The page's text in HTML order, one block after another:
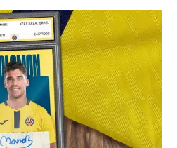
תקנון פעילות ספורט 1
רשיון להקרנה פומבית לבית עסק
הצטרפות לחבילת הערוצים
לוח דרושים – ג'ובנט